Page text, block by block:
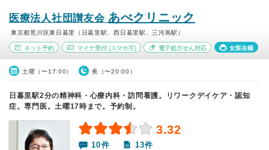
医療法人社団讃友会 あべクリニック
東京都荒川区東日暮里（日暮里駅、西日暮里駅、三河島駅）
ネット予約 マイナ受付(スマホ可) 電子処方せん対応 女医在籍
土曜（〜17:00） 夜（〜20:00）
日暮里駅2分の精神科・心療内科・訪問看護。リワークデイケア・認知
症。専門医。土曜17時まで。予約制。
3.32
10件 13件